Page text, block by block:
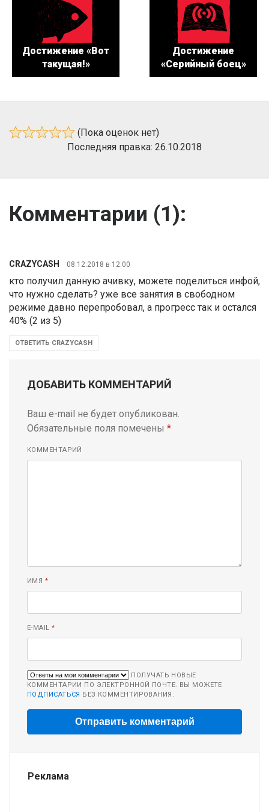
Достижение «Вот
такущая!»
Достижение
«Серийный боец»
(Пока оценок нет)
Последняя правка: 26.10.2018
Комментарии (1):
CRAZYCASH 08.12.2018 в 12:00
кто получил данную ачивку, можете поделиться инфой,
что нужно сделать? уже все занятия в свободном
режиме давно перепробовал, а прогресс так и остался
40% (2 из 5)
ОТВЕТИТЬ CRAZYCASH
ДОБАВИТЬ КОММЕНТАРИЙ
Ваш e-mail не будет опубликован.
Обязательные поля помечены *
КОММЕНТАРИЙ
ИМЯ *
E-MAIL*
ПОЛУЧАТЬ НОВЫЕ
КОММЕНТАРИИ ПО ЭЛЕКТРОННОЙ ПОЧТЕ. ВЫ МОЖЕТЕ
ПОДПИСАТЬСЯ БЕЗ КОММЕНТИРОВАНИЯ.
Реклама